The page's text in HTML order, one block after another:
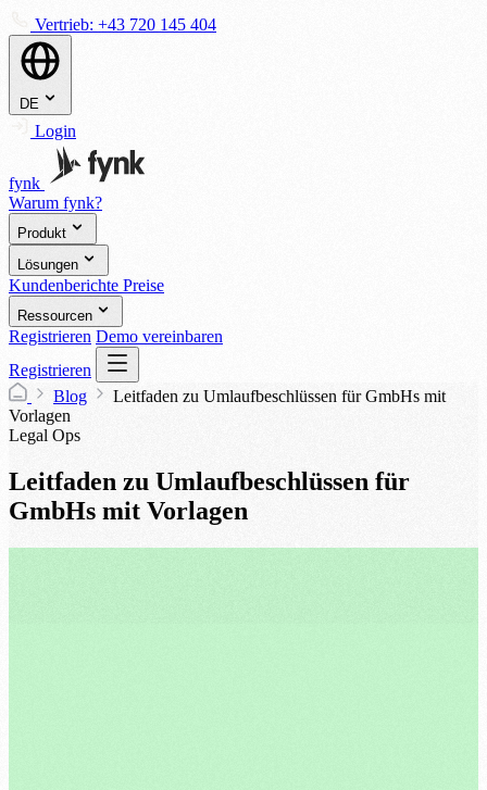
Vertrieb: +43 720 145 404
DE
Login
fynk
Warum fynk?
Produkt
Lösungen
Kundenberichte Preise
Ressourcen
Registrieren Demo vereinbaren
Registrieren
Blog
Leitfaden zu Umlaufbeschlüssen für GmbHs mit
Vorlagen
Legal Ops
Leitfaden zu Umlaufbeschlüssen für
GmbHs mit Vorlagen